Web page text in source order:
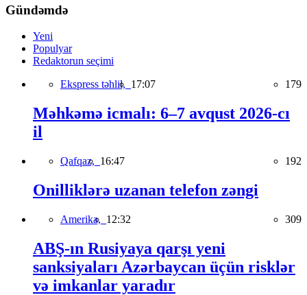
Gündəmdə
Yeni
Populyar
Redaktorun seçimi
Ekspress təhlil, 17:07 179
Məhkəmə icmalı: 6–7 avqust 2026-cı
il
Qafqaz, 16:47 192
Onilliklərə uzanan telefon zəngi
Amerika, 12:32 309
ABŞ-ın Rusiyaya qarşı yeni
sanksiyaları Azərbaycan üçün risklər
və imkanlar yaradır